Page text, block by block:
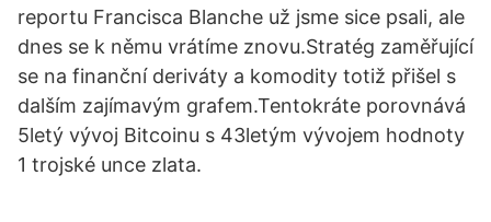
reportu Francisca Blanche už jsme sice psali, ale
dnes se k němu vrátíme znovu.Stratég zaměřující
se na finanční deriváty a komodity totiž přišel s
dalším zajímavým grafem.Tentokráte porovnává
5letý vývoj Bitcoinu s 43letým vývojem hodnoty
1 trojské unce zlata.